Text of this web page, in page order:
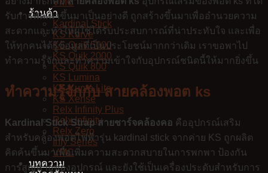
VMC
ร้านค้า
Kardinal Stick
KS Kurve
KS Quik 5000
KS Quik 2000
KS Quik 800
KS Lumina
KS Kurve Lite
KS Xense
Relx Infinity Plus
Relx Infinity
Relx Zero
Infy Series
VMC
บทความ
รับการพัฒนาขึ้นมาเป็นอย่างดี ถูกสร้างขึ้นมาเพื่ออำนวยความ
สะดวกและทำให้ผู้ใช้ได้รับประสบการณ์ที่น่าประทับใจ และเพื่อ
ให้ทุกคนได้รู้ข้อมูลที่เป็นประโยชน์มากกว่าเดิม เราขอพาไป
ทำความรู้จักและทำความเข้าใจกับอุปกรณ์ชนิดนี้ให้มากยิ่งขึ้น
ทำความรู้จักกับสายคล้องพอต ks
Kardinal Stick Strap สายชาร์จคล้องคอ คืออุปกรณ์เสริม
สำหรับคล้องพอตไฟฟ้ารุ่น kardinal stick จากค่าย KS ถูกผลิต
คิดค้นขึ้นมาเพื่อเพิ่มความสะดวกสบายในการพกพา ป้องกัน
การสูญหายของอุปกรณ์ และยังใช้เป็นเครื่องประดับสำหรับการ